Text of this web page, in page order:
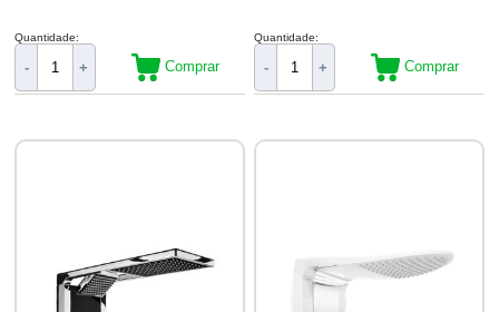
Quantidade:
- + Comprar
Quantidade:
- + Comprar